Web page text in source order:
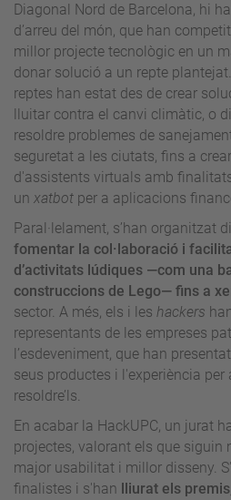
Diagonal Nord de Barcelona, hi
d’arreu del món, que han
millor projecte tecnològic en un
donar solució a un repte
reptes han estat des de crear
lluitar contra el canvi climàtic, o
resoldre problemes de
seguretat a les ciutats, fins a
d'assistents virtuals amb
un xatbot per a aplicacions
Paral·lelament, s’han organitzat
fomentar la col·laboració i
d’activitats lúdiques —com una
construccions de Lego— fins a
sector. A més, els i les hackers
representants de les empreses
l’esdeveniment, que han
seus productes i l'experiència
resoldre’ls.
En acabar la HackUPC, un jurat
projectes, valorant els que siguin
major usabilitat i millor disseny.
finalistes i s'han
lliurat els